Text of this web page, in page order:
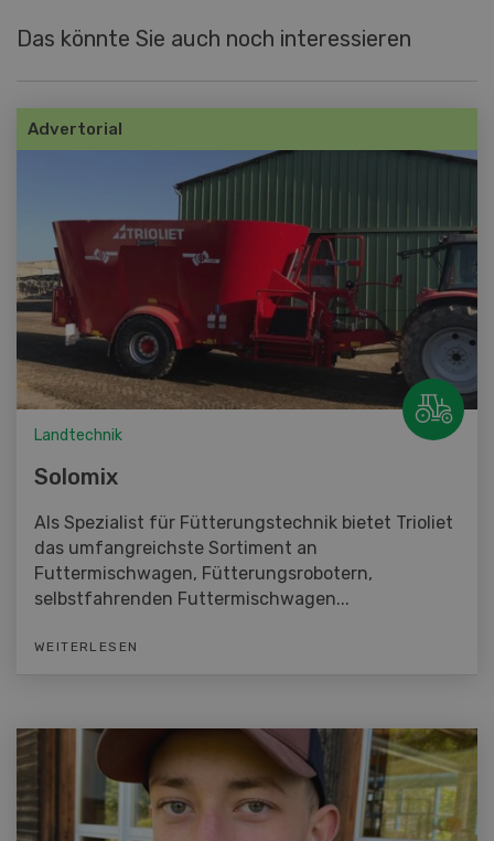
Das könnte Sie auch noch interessieren
Advertorial
Landtechnik
Solomix
Als Spezialist für Fütterungstechnik bietet Trioliet
das umfangreichste Sortiment an
Futtermischwagen, Fütterungsrobotern,
selbstfahrenden Futtermischwagen...
WEITERLESEN